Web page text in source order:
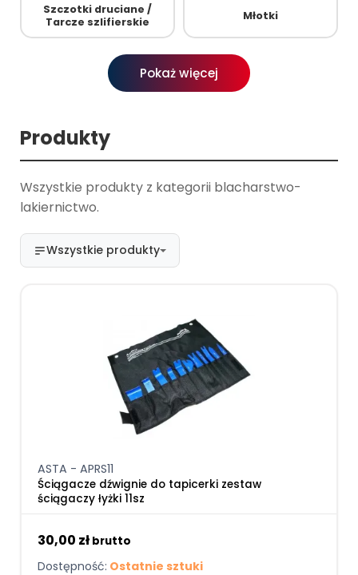
Szczotki druciane /
Tarcze szlifierskie
Młotki
Pokaż więcej
Produkty
Wszystkie produkty z kategorii blacharstwo-
lakiernictwo.
Wszystkie produkty
ASTA - APRS11
Ściągacze dźwignie do tapicerki zestaw
ściągaczy łyżki 11sz
30,00 zł brutto
Dostępność: Ostatnie sztuki